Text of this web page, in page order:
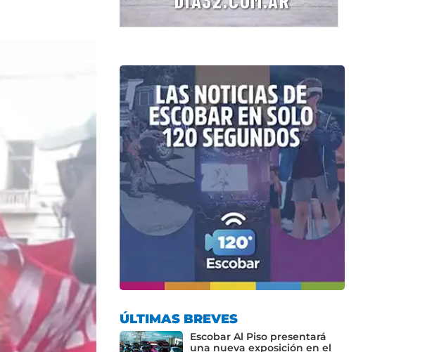
ÚLTIMAS BREVES
Escobar Al Piso presentará
una nueva exposición en el